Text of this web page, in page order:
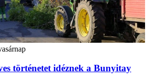
történetet idéznek a Bunyitay